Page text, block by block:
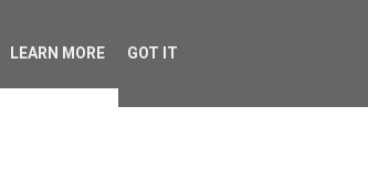
LEARN MORE GOT IT